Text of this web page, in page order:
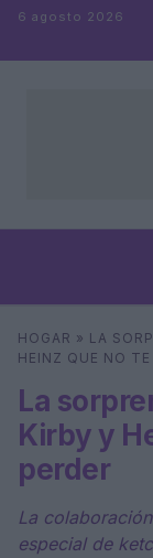
Saltar al contenido
6 agosto 2026
Buscar
HOGAR » LA
HEINZ QUE NO TE
La
Kirby y
perder
La
especial de